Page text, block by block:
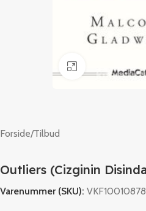
Klik for at
Forside/Tilbud
Outliers (Cizginin
Varenummer (SKU): VKF10010878